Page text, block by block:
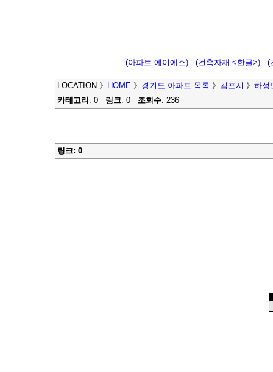
(아파트 에이에스) (건축자재 <한글>) (
LOCATION 》 HOME 》 경기도-아파트 목록 》 김포시 》 하성
카테고리 : 0 링크: 0 조회수: 236
링크: 0